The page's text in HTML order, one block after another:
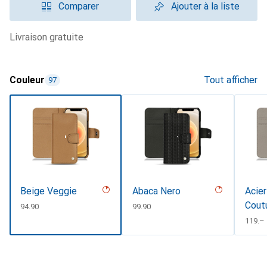
Comparer Ajouter à la liste
livraison gratuite
Couleur 97 Tout afficher
Beige Veggie
CHF
94.90
Abaca Nero
CHF
99.90
CHF
119.–